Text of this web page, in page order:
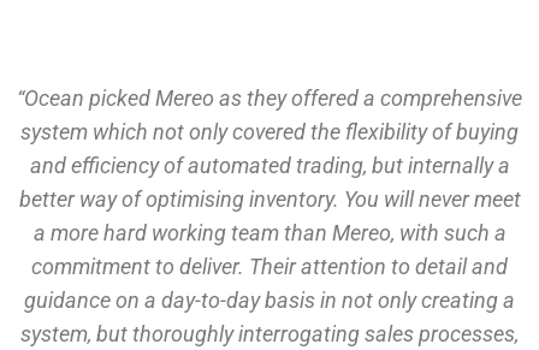
“Ocean picked Mereo as they offered a comprehensive
system which not only covered the flexibility of buying
and efficiency of automated trading, but internally a
better way of optimising inventory. You will never meet
a more hard working team than Mereo, with such a
commitment to deliver. Their attention to detail and
guidance on a day-to-day basis in not only creating a
system, but thoroughly interrogating sales processes,